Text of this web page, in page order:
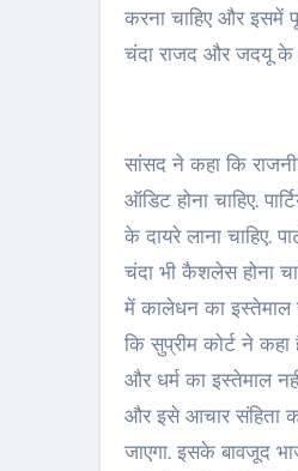
करना चाहिए और इसमें
चंदा राजद और जदयू के
सांसद ने कहा कि
ऑडिट होना चाहिए.
के दायरे लाना चाहिए.
चंदा भी कैशलेस होना
में कालेधन का इस्‍तेमाल
कि सुप्रीम कोर्ट ने
और धर्म का इस्‍तेमाल
और इसे आचार संहिता
जाएगा. इसके बावजूद